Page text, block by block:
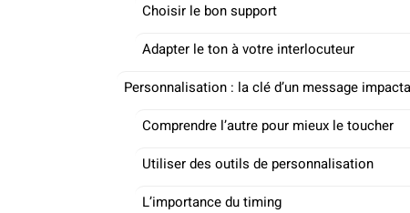
Choisir le bon support
Adapter le ton à votre interlocuteur
Personnalisation : la clé d’un message
Comprendre l’autre pour mieux le toucher
Utiliser des outils de personnalisation
L’importance du timing